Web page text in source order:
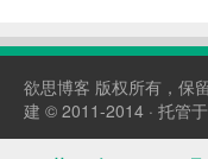
欲思博客 版权所有，保
建 © 2011-2014 · 托管于